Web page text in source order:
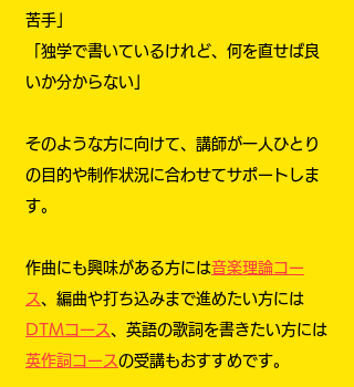
苦手」
「独学で書いているけれど、何を直せば良
いか分からない」
そのような方に向けて、講師が一人ひとり
の目的や制作状況に合わせてサポートしま
す。
作曲にも興味がある方には音楽理論コー
ス、編曲や打ち込みまで進めたい方には
DTMコース、英語の歌詞を書きたい方には
英作詞コースの受講もおすすめです。